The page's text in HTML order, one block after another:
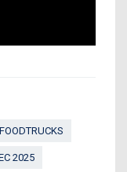
FOODTRUCKS
2025